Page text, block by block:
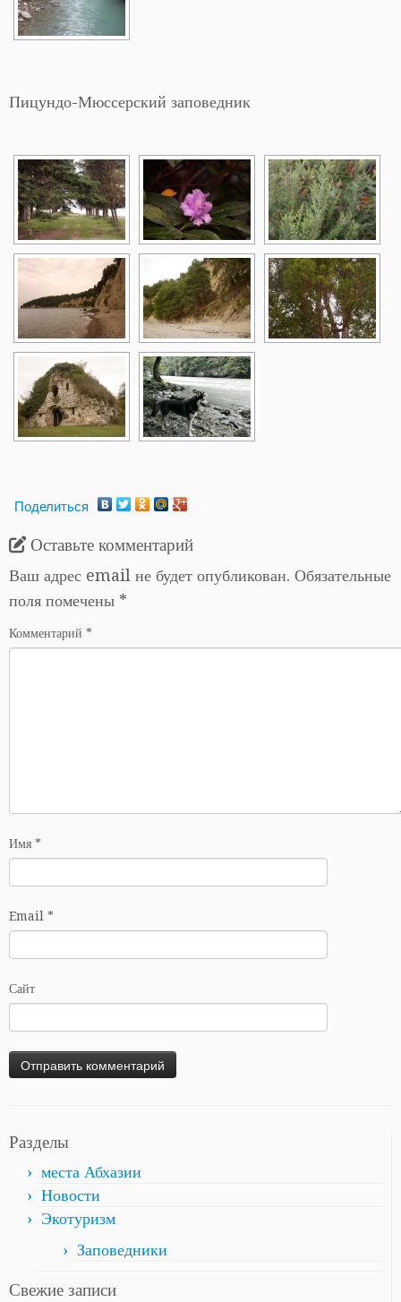
Пицундо-Мюссерский заповедник
Поделиться
Оставьте комментарий
Ваш адрес email не будет опубликован. Обязательные
поля помечены *
Комментарий *
Имя *
Email *
Сайт
Разделы
места Абхазии
Новости
Экотуризм
Заповедники
Свежие записи